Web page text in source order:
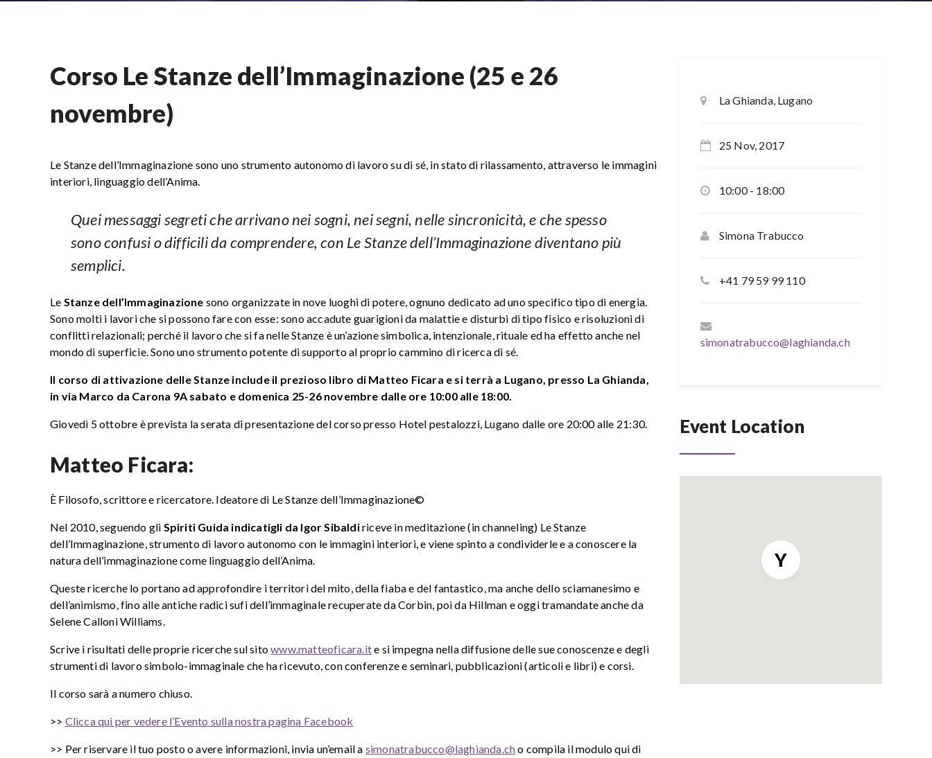
Corso Le Stanze dell’Immaginazione (25 e 26
novembre)
Le Stanze dell’Immaginazione sono uno strumento autonomo di lavoro su di sé, in stato di rilassamento, attraverso le immagini
interiori, linguaggio dell’Anima.
Quei messaggi segreti che arrivano nei sogni, nei segni, nelle sincronicità, e che spesso
sono confusi o difficili da comprendere, con Le Stanze dell’Immaginazione diventano più
semplici.
Le Stanze dell’Immaginazione sono organizzate in nove luoghi di potere, ognuno dedicato ad uno specifico tipo di energia.
Sono molti i lavori che si possono fare con esse: sono accadute guarigioni da malattie e disturbi di tipo fisico e risoluzioni di
conflitti relazionali; perché il lavoro che si fa nelle Stanze è un’azione simbolica, intenzionale, rituale ed ha effetto anche nel
mondo di superficie. Sono uno strumento potente di supporto al proprio cammino di ricerca di sé.
Il corso di attivazione delle Stanze include il prezioso libro di Matteo Ficara e si terrà a Lugano, presso La Ghianda,
in via Marco da Carona 9A sabato e domenica 25-26 novembre dalle ore 10:00 alle 18:00.
Giovedì 5 ottobre è prevista la serata di presentazione del corso presso Hotel pestalozzi, Lugano dalle ore 20:00 alle 21:30.
Matteo Ficara:
È Filosofo, scrittore e ricercatore. Ideatore di Le Stanze dell’Immaginazione©
Nel 2010, seguendo gli Spiriti Guida indicatigli da Igor Sibaldiriceve in meditazione (in channeling) Le Stanze
dell’Immaginazione, strumento di lavoro autonomo con le immagini interiori, e viene spinto a condividerle e a conoscere la
natura dell’immaginazione come linguaggio dell’Anima.
Queste ricerche lo portano ad approfondire i territori del mito, della fiaba e del fantastico, ma anche dello sciamanesimo e
dell’animismo, fino alle antiche radici sufi dell’immaginale recuperate da Corbin, poi da Hillman e oggi tramandate anche da
Selene Calloni Williams.
Scrive i risultati delle proprie ricerche sul sitowww.matteoficara.ite si impegna nella diffusione delle sue conoscenze e degli
strumenti di lavoro simbolo-immaginale che ha ricevuto, con conferenze e seminari, pubblicazioni (articoli e libri) e corsi.
Il corso sarà a numero chiuso.
>> Clicca qui per vedere l’Evento sulla nostra pagina Facebook
>> Per riservare il tuo posto o avere informazioni, invia un’email a simonatrabucco@laghianda.cho compila il modulo qui di
La Ghianda, Lugano
25 Nov, 2017
10:00 - 18:00
Simona Trabucco
+41 79 59 99 110
simonatrabucco@laghianda.ch
Event Location